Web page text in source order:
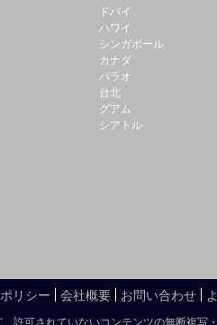
ドバイ
ハワイ
シンガポール
カナダ
パラオ
台北
グアム
シアトル
リシー 会社概要 お問い合わせ
許可されていないコンテンツの無断複写